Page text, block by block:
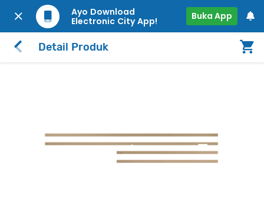
Ayo Download
Electronic City App!
Buka App
Detail Produk